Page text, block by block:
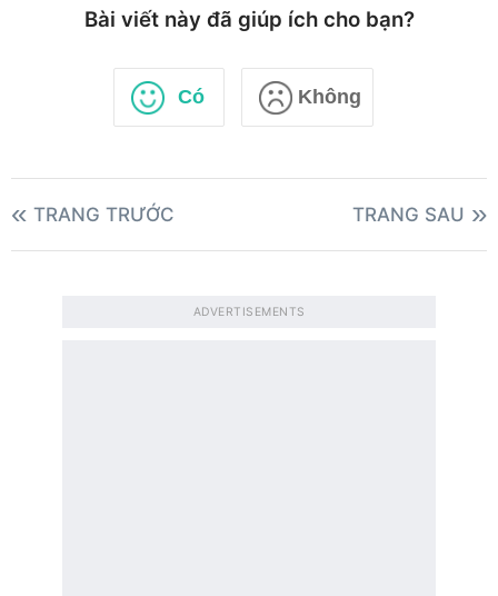
Bài viết này đã giúp ích cho bạn?
Có Không
TRANG TRƯỚC TRANG SAU
ADVERTISEMENTS